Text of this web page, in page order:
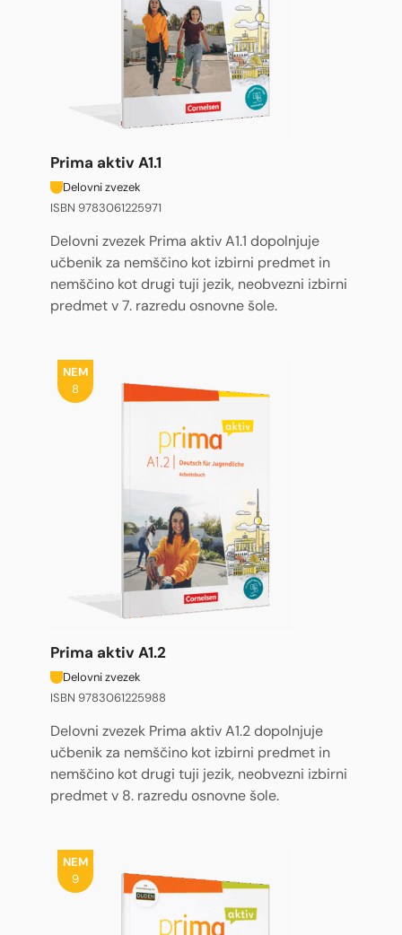
Prima aktiv A1.1
Delovni zvezek
ISBN 9783061225971
Delovni zvezek Prima aktiv A1.1 dopolnjuje
učbenik za nemščino kot izbirni predmet in
nemščino kot drugi tuji jezik, neobvezni izbirni
predmet v 7. razredu osnovne šole.
NEM
8
Prima aktiv A1.2
Delovni zvezek
ISBN 9783061225988
Delovni zvezek Prima aktiv A1.2 dopolnjuje
učbenik za nemščino kot izbirni predmet in
nemščino kot drugi tuji jezik, neobvezni izbirni
predmet v 8. razredu osnovne šole.
NEM
9